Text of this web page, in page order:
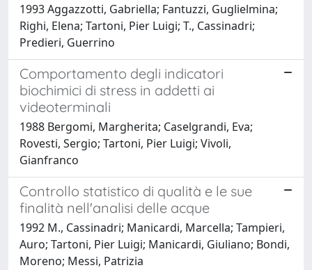
1993 Aggazzotti, Gabriella; Fantuzzi, Guglielmina;
Righi, Elena; Tartoni, Pier Luigi; T., Cassinadri;
Predieri, Guerrino
Comportamento degli indicatori
biochimici di stress in addetti ai
videoterminali
1988 Bergomi, Margherita; Caselgrandi, Eva;
Rovesti, Sergio; Tartoni, Pier Luigi; Vivoli,
Gianfranco
Controllo statistico di qualità e le sue
finalità nell'analisi delle acque
1992 M., Cassinadri; Manicardi, Marcella; Tampieri,
Auro; Tartoni, Pier Luigi; Manicardi, Giuliano; Bondi,
Moreno; Messi, Patrizia